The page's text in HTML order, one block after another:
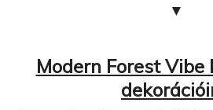
▼
Modern Forest